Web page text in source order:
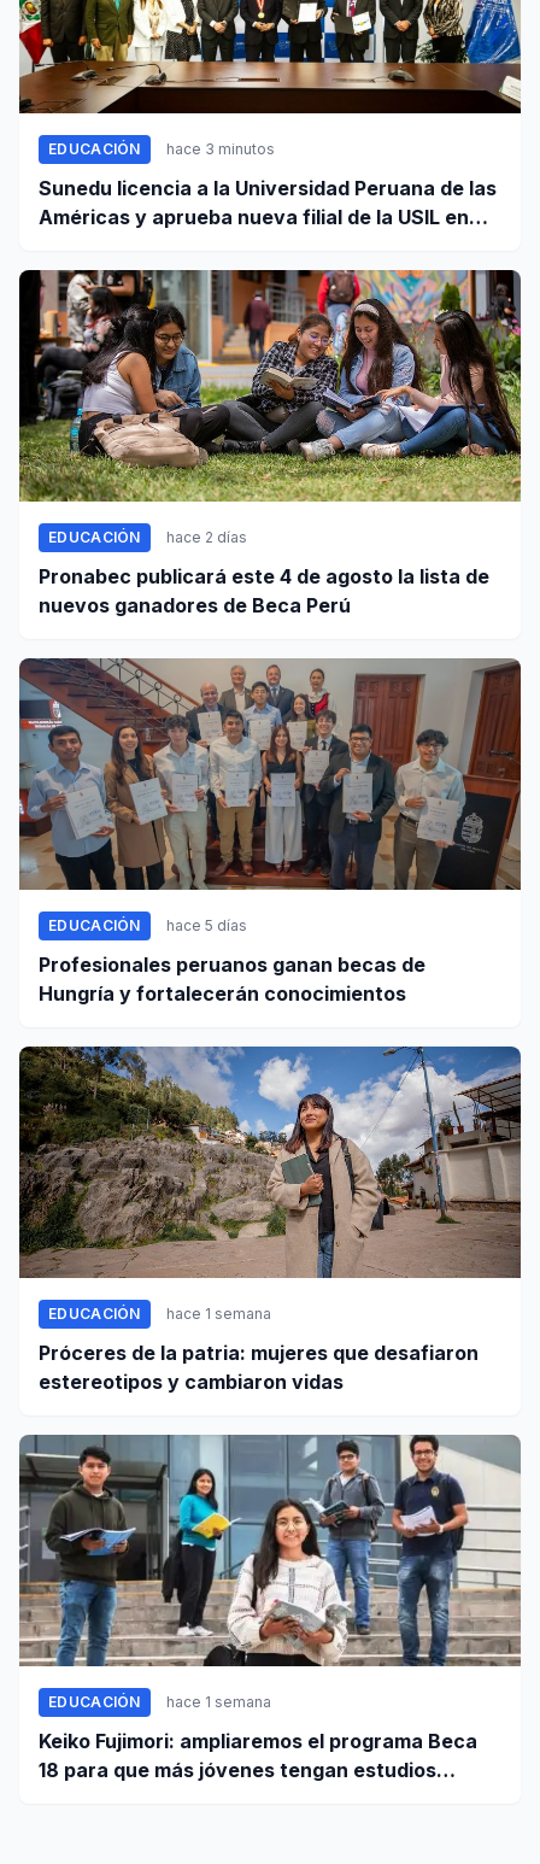
EDUCACIÓN hace 3 minutos
Sunedu licencia a la Universidad Peruana de las
Américas y aprueba nueva filial de la USIL en
EDUCACIÓN hace 2 días
Pronabec publicará este 4 de agosto la lista de
nuevos ganadores de Beca Perú
EDUCACIÓN hace 5 días
Profesionales peruanos ganan becas de
Hungría y fortalecerán conocimientos
EDUCACIÓN hace 1 semana
Próceres de la patria: mujeres que desafiaron
estereotipos y cambiaron vidas
EDUCACIÓN hace 1 semana
Keiko Fujimori: ampliaremos el programa Beca
18 para que más jóvenes tengan estudios